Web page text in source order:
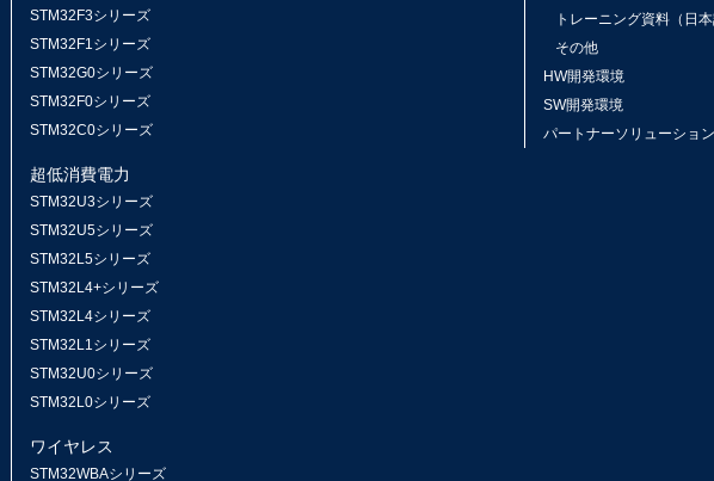
STM32F3シリーズ
STM32F1シリーズ
STM32G0シリーズ
STM32F0シリーズ
STM32C0シリーズ
超低消費電力
STM32U3シリーズ
STM32U5シリーズ
STM32L5シリーズ
STM32L4+シリーズ
STM32L4シリーズ
STM32L1シリーズ
STM32U0シリーズ
STM32L0シリーズ
ワイヤレス
STM32WBAシリーズ
トレーニング資料（日
その他
HW開発環境
SW開発環境
パートナーソリューション